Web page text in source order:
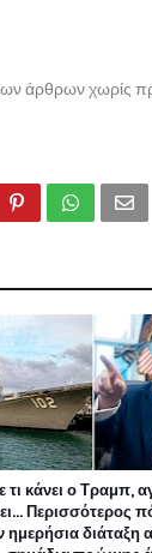
άρθρων χωρίς
τι κάνει ο Τραμπ,
Περισσότερος
ημερήσια διάταξη